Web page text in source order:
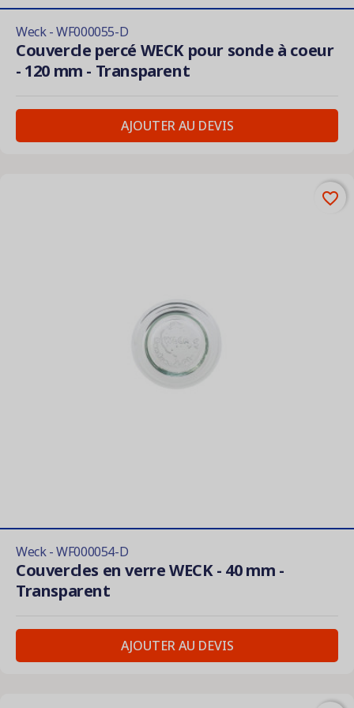
Weck - WF000055-D
Couvercle percé WECK pour sonde à coeur
- 120 mm - Transparent
AJOUTER AU DEVIS
Weck - WF000054-D
Couvercles en verre WECK - 40 mm -
Transparent
AJOUTER AU DEVIS
favorite_border